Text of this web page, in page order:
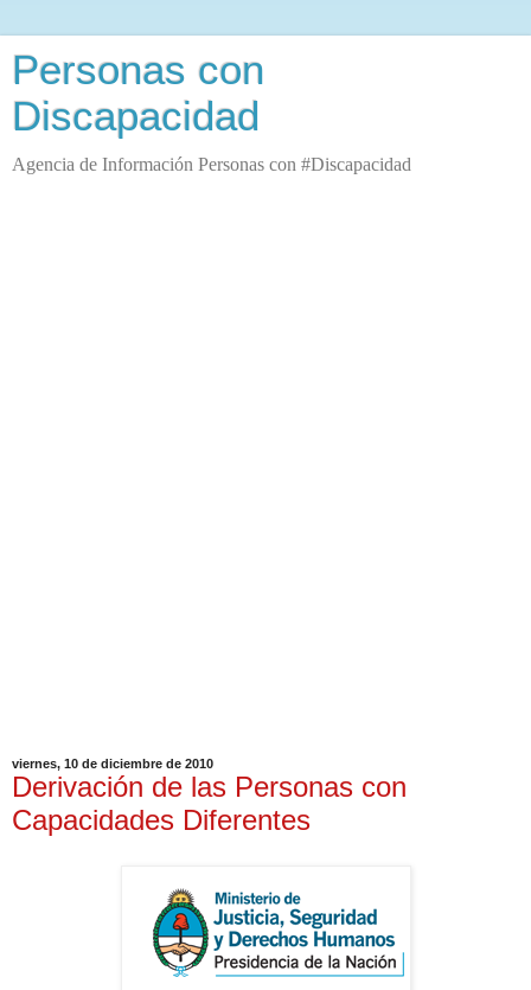
Personas con
Discapacidad
Agencia de Información Personas con #Discapacidad
viernes, 10 de diciembre de 2010
Derivación de las Personas con
Capacidades Diferentes